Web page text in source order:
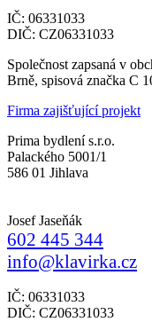
IČ: 06331033
DIČ: CZ06331033
Společnost zapsaná v
Brně, spisová značka C
Firma zajišťující projekt
Prima bydlení s.r.o.
Palackého 5001/1
586 01 Jihlava
Josef Jaseňák
602 445 344
info@klavirka.cz
IČ: 06331033
DIČ: CZ06331033